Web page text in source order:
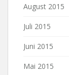
August 2015
Juli 2015
Juni 2015
Mai 2015